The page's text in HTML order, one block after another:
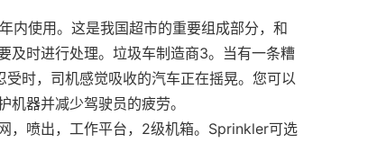
内使用。这是我国超市的重要组成部分，和
及时进行处理。垃圾车制造商3。当有一条糟
时，司机感觉吸收的汽车正在摇晃。您可以
器并减少驾驶员的疲劳。
，喷出，工作平台，2级机箱。Sprinkler可选